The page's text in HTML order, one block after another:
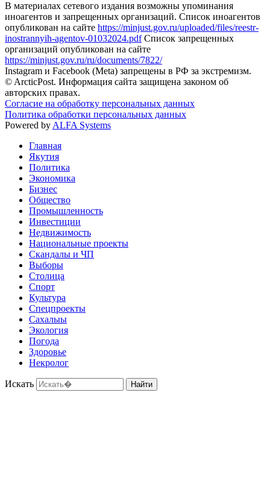
В материалах сетевого издания возможны упоминания
иноагентов и запрещенных организаций. Список иноагентов
опубликован на сайте https://minjust.gov.ru/uploaded/files/reestr-
inostrannyih-agentov-01032024.pdfСписок запрещенных
организаций опубликован на сайте
https://minjust.gov.ru/ru/documents/7822/
Instagram и Facebook (Metа) запрещены в РФ за экстремизм.
© ArcticPost. Информация сайта защищена законом об
авторских правах.
Согласие на обработку персональных данных
Политика обработки персональных данных
Powered by ALFA Systems
Главная
Якутия
Политика
Экономика
Бизнес
Общество
Промышленность
Инвестиции
Недвижимость
Национальные проекты
Скандалы и ЧП
Выборы
Столица
Спорт
Культура
Спецпроекты
Сахалыы
Экология
Погода
Здоровье
Некролог
Искать Найти